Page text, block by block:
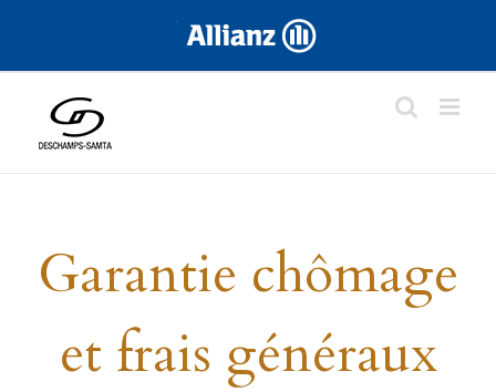
.
Garantie chômage
et frais généraux